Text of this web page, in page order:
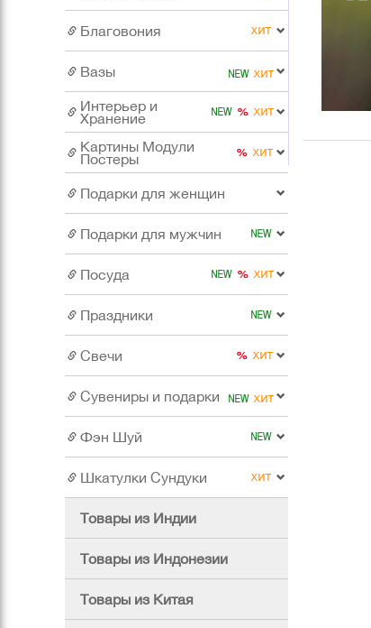
Благовония
Вазы
Интерьер и
Хранение
Картины Модули
Постеры
Подарки для женщин
Подарки для мужчин
Посуда
Праздники
Свечи
Сувениры и подарки
Фэн Шуй
Шкатулки Сундуки
Товары из Индии
Товары из Индонезии
Товары из Китая